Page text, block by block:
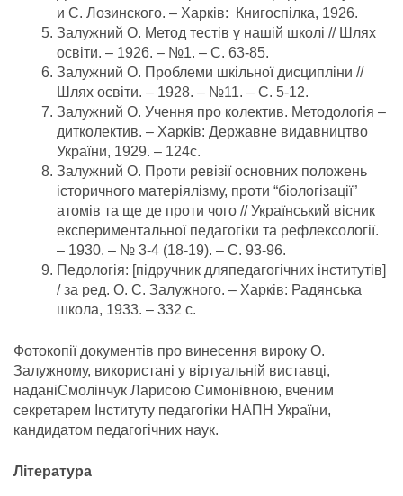
и С. Лозинского. – Харків: Книгоспілка, 1926.
Залужний О. Метод тестів у нашій школі // Шлях
освіти. – 1926. – №1. – С. 63-85.
Залужний О. Проблеми шкільної дисципліни //
Шлях освіти. – 1928. – №11. – С. 5-12.
Залужний О. Учення про колектив. Методологія –
дитколектив. – Харків: Державне видавництво
України, 1929. – 124с.
Залужний О. Проти ревізії основних положень
історичного матеріялізму, проти “біологізації”
атомів та ще де проти чого // Український вісник
експериментальної педагогіки та рефлексології.
– 1930. – № 3-4 (18-19). – С. 93-96.
Педологія: [підручник дляпедагогічних інститутів]
/ за ред. О. С. Залужного. – Харків: Радянська
школа, 1933. – 332 с.
Фотокопії документів про винесення вироку О.
Залужному, використані у віртуальній виставці,
наданіСмолінчук Ларисою Симонівною, вченим
секретарем Інституту педагогіки НАПН України,
кандидатом педагогічних наук.
Література